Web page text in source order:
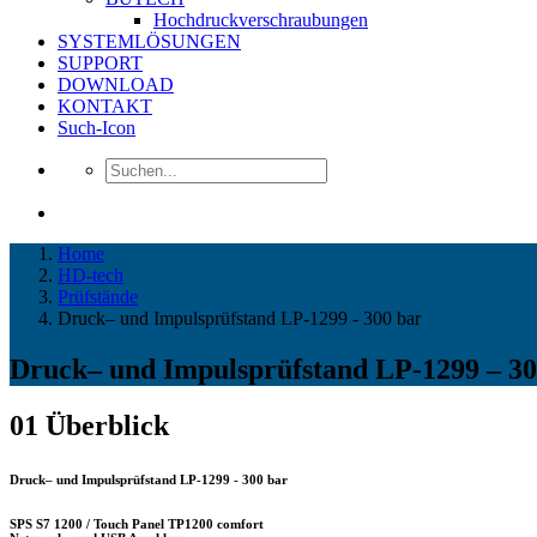
Hochdruckverschraubungen
SYSTEMLÖSUNGEN
SUPPORT
DOWNLOAD
KONTAKT
Such-Icon
Home
HD-tech
Prüfstände
Druck– und Impulsprüfstand LP-1299 - 300 bar
Druck– und Impulsprüfstand LP-1299 –
01 Überblick
Druck– und Impulsprüfstand LP-1299 - 300 bar
SPS S7 1200 / Touch Panel TP1200 comfort